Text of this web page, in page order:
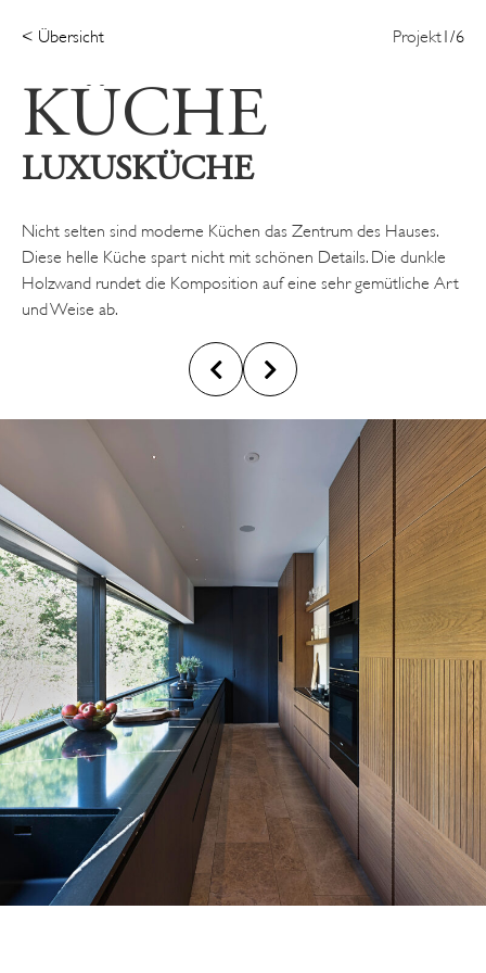
< Übersicht Projekt / 6
KÜCHE
LUXUSKÜCHE
Nicht selten sind moderne Küchen das Zentrum des Hauses.
Diese helle Küche spart nicht mit schönen Details. Die dunkle
Holzwand rundet die Komposition auf eine sehr gemütliche Art
und Weise ab.